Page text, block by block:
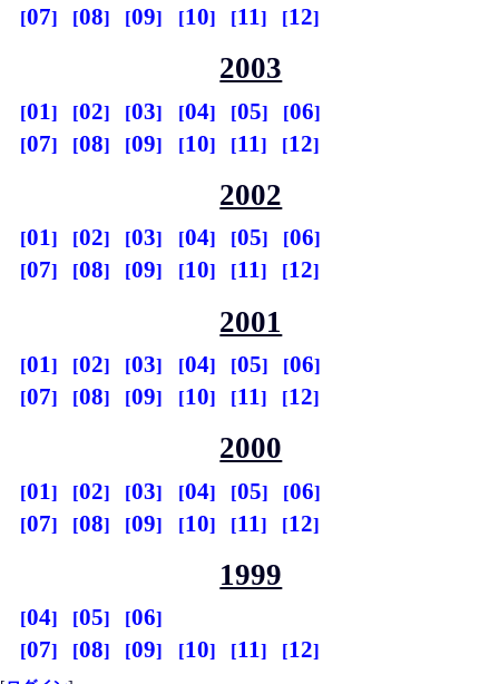
07
08 09 10 11 12
2003
01 02 03 04 05
06
07
08 09 10 11 12
2002
01 02 03 04 05
06
07
08 09 10 11 12
2001
01 02 03 04 05
06
07
08 09 10 11 12
2000
01 02 03 04 05
06
07
08 09 10 11 12
1999
04 05
06
07
08 09 10 11 12